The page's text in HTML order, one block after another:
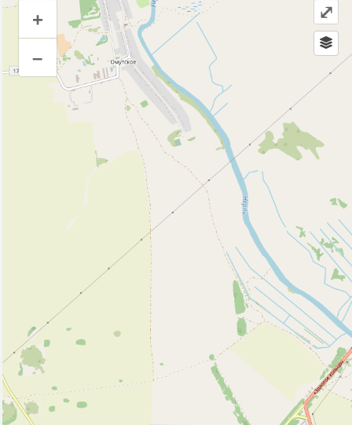
Сайты гостиниц
Инфраструктура
Автопарковка (8)
Банкомат (1)
Колодец (3)
Магазин (12)
Парк, сквер (1)
Смотровая площадка (3)
Церковь (9)
Часовня (2)
Эстрада (1)
Автозаправочная станция (1)
Автомобильная зарядная станция (3)
Автомойка (2)
Бар (1)
Гостевой дом (8)
Гостиница (2)
Место для пикника (1)
Театр (1)
+
–
⤢